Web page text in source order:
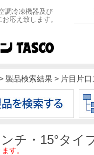
調冷凍機器及び
応え致します。
製品検索結果 > 片目片
チ・15°タイ
す。